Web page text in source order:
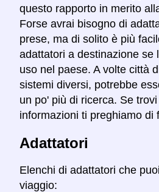
questo rapporto in merito
Forse avrai bisogno di
prese, ma di solito è più
adattatori a destinazione se
uso nel paese. A volte città
sistemi diversi, potrebbe
un po' più di ricerca. Se
informazioni ti preghiamo di
Adattatori
Elenchi di adattatori che
viaggio: